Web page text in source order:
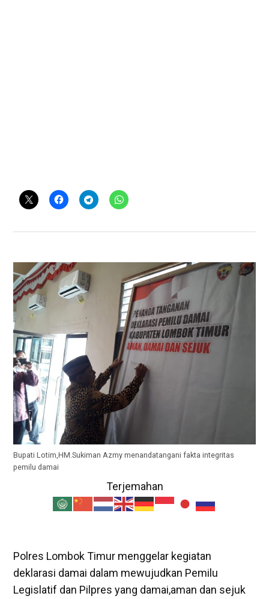
Bupati Lotim,HM.Sukiman Azmy menandatangani fakta integritas
pemilu damai
Terjemahan
Polres Lombok Timur menggelar kegiatan
deklarasi damai dalam mewujudkan Pemilu
Legislatif dan Pilpres yang damai,aman dan sejuk